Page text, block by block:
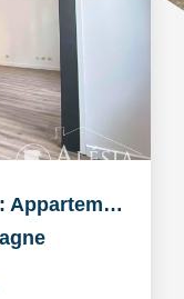
CHALONS EN CHAMPAGNE: Appartement T3 en duplex